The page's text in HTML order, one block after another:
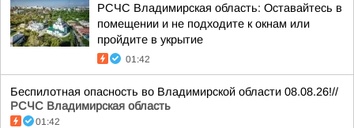
РСЧС Владимирская область: Оставайтесь в
помещении и не подходите к окнам или
пройдите в укрытие
01:42
Беспилотная опасность во Владимирской области 08.08.26!//
РСЧС Владимирская область
01:42